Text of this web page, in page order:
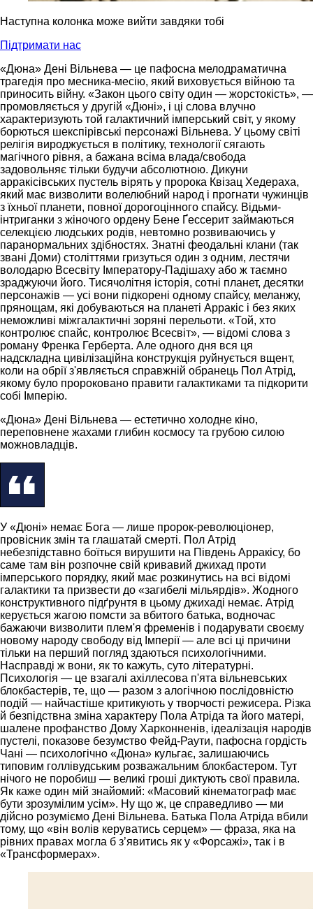
Наступна колонка може вийти завдяки тобі
Підтримати нас
«Дюна» Дені Вільнева — це пафосна мелодраматична
трагедія про месника-месію, який виховується війною та
приносить війну. «Закон цього світу один — жорстокість», —
промовляється у другій «Дюні», і ці слова влучно
характеризують той галактичний імперський світ, у якому
борються шекспірівські персонажі Вільнева. У цьому світі
релігія вироджується в політику, технології сягають
магічного рівня, а бажана всіма влада/свобода
задовольняє тільки будучи абсолютною. Дикуни
арракісівських пустель вірять у пророка Квізац Хедераха,
який має визволити волелюбний народ і прогнати чужинців
з їхньої планети, повної дорогоцінного спайсу. Відьми-
інтриганки з жіночого ордену Бене Ґессерит займаються
селекцією людських родів, невтомно розвиваючись у
паранормальних здібностях. Знатні феодальні клани (так
звані Доми) століттями гризуться один з одним, лестячи
володарю Всесвіту Імператору-Падішаху або ж таємно
зраджуючи його. Тисячолітня історія, сотні планет, десятки
персонажів — усі вони підкорені одному спайсу, меланжу,
прянощам, які добуваються на планеті Арракіс і без яких
неможливі міжгалактичні зоряні перельоти. «Той, хто
контролює спайс, контролює Всесвіт», — відомі слова з
роману Френка Герберта. Але одного дня вся ця
надскладна цивілізаційна конструкція руйнується вщент,
коли на обрії з'являється справжній обранець Пол Атрід,
якому було пророковано правити галактиками та підкорити
собі Імперію.
«Дюна» Дені Вільнева — естетично холодне кіно,
переповнене жахами глибин космосу та грубою силою
можновладців.
У «Дюні» немає Бога — лише пророк-революціонер,
провісник змін та глашатай смерті. Пол Атрід
небезпідставно боїться вирушити на Південь Арракісу, бо
саме там він розпочне свій кривавий джихад проти
імперського порядку, який має розкинутись на всі відомі
галактики та призвести до «загибелі мільярдів». Жодного
конструктивного підґрунтя в цьому джихаді немає. Атрід
керується жагою помсти за вбитого батька, водночас
бажаючи визволити плем'я фременів і подарувати своєму
новому народу свободу від Імперії — але всі ці причини
тільки на перший погляд здаються психологічними.
Насправді ж вони, як то кажуть, суто літературні.
Психологія — це взагалі ахіллесова п'ята вільневських
блокбастерів, те, що — разом з алогічною послідовністю
подій — найчастіше критикують у творчості режисера. Різка
й безпідствна зміна характеру Пола Атріда та його матері,
шалене профанство Дому Харконненів, ідеалізація народів
пустелі, показове безумство Фейд-Раути, пафосна гордість
Чані — психологічно «Дюна» кульгає, залишаючись
типовим голлівудським розважальним блокбастером. Тут
нічого не поробиш — великі гроші диктують свої правила.
Як каже один мій знайомий: «Масовий кінематограф має
бути зрозумілим усім». Ну що ж, це справедливо — ми
дійсно розуміємо Дені Вільнева. Батька Пола Атріда вбили
тому, що «він волів керуватись серцем» — фраза, яка на
рівних правах могла б з’явитись як у «Форсажі», так і в
«Трансформерах».